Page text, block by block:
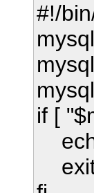
#!/
if [